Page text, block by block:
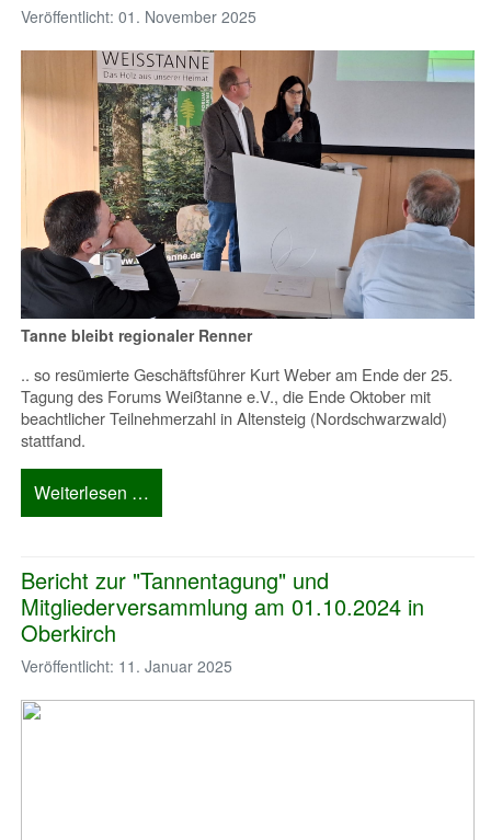
Veröffentlicht: 01. November 2025
Tanne bleibt regionaler Renner
.. so resümierte Geschäftsführer Kurt Weber am Ende der 25.
Tagung des Forums Weißtanne e.V., die Ende Oktober mit
beachtlicher Teilnehmerzahl in Altensteig (Nordschwarzwald)
stattfand.
Weiterlesen …
Bericht zur "Tannentagung" und
Mitgliederversammlung am 01.10.2024 in
Oberkirch
Veröffentlicht: 11. Januar 2025